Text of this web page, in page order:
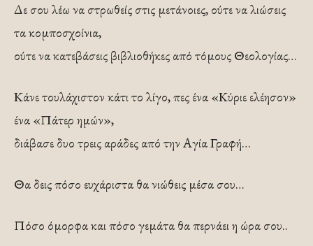
Δε σου λέω να στρωθείς στις μετάνοιες, ούτε να λιώσεις
τα κομποσχοίνια,
ούτε να κατεβάσεις βιβλιοθήκες από τόμους Θεολογίας…
Κάνε τουλάχιστον κάτι το λίγο, πες ένα «Κύριε ελέησον»
ένα «Πάτερ ημών»,
διάβασε δυο τρεις αράδες από την Αγία Γραφή…
Θα δεις πόσο ευχάριστα θα νιώθεις μέσα σου…
Πόσο όμορφα και πόσο γεμάτα θα περνάει η ώρα σου..